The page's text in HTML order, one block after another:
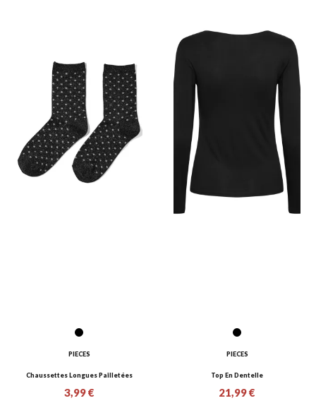
PIECES
Chaussettes Longues Pailletées
3,99 €
PIECES
Top En Dentelle
21,99 €